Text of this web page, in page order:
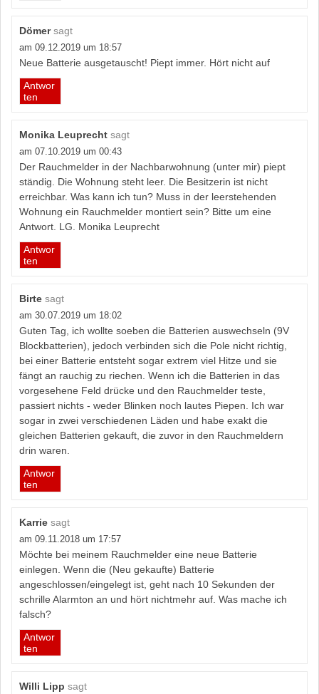
Dömer sagt
am 09.12.2019 um 18:57
Neue Batterie ausgetauscht! Piept immer. Hört nicht auf
Antwor
ten
Monika Leuprecht sagt
am 07.10.2019 um 00:43
Der Rauchmelder in der Nachbarwohnung (unter mir) piept
ständig. Die Wohnung steht leer. Die Besitzerin ist nicht
erreichbar. Was kann ich tun? Muss in der leerstehenden
Wohnung ein Rauchmelder montiert sein? Bitte um eine
Antwort. LG. Monika Leuprecht
Antwor
ten
Birte sagt
am 30.07.2019 um 18:02
Guten Tag, ich wollte soeben die Batterien auswechseln (9V
Blockbatterien), jedoch verbinden sich die Pole nicht richtig,
bei einer Batterie entsteht sogar extrem viel Hitze und sie
fängt an rauchig zu riechen. Wenn ich die Batterien in das
vorgesehene Feld drücke und den Rauchmelder teste,
passiert nichts - weder Blinken noch lautes Piepen. Ich war
sogar in zwei verschiedenen Läden und habe exakt die
gleichen Batterien gekauft, die zuvor in den Rauchmeldern
drin waren.
Antwor
ten
Karrie sagt
am 09.11.2018 um 17:57
Möchte bei meinem Rauchmelder eine neue Batterie
einlegen. Wenn die (Neu gekaufte) Batterie
angeschlossen/eingelegt ist, geht nach 10 Sekunden der
schrille Alarmton an und hört nichtmehr auf. Was mache ich
falsch?
Antwor
ten
Willi Lipp sagt